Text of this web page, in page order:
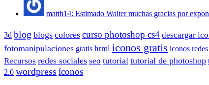
matth14: Estimado Walter muchas gracias por
3d blog blogs colores curso photoshop cs4 descargar
fotomanipulaciones gratis html iconos gratis iconos
Recursos redes sociales seo tutorial tutorial de photoshop
2.0 wordpress íconos